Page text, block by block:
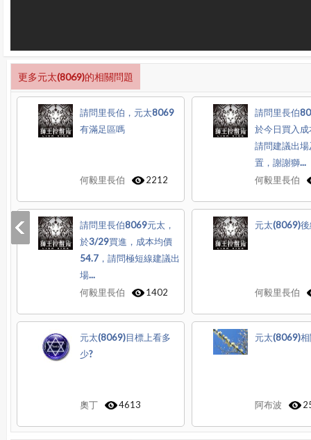
更多元太(8069)的相關問題
請問里長伯，元太8069
有滿足區嗎
何毅里長伯 2212
請問里長伯
於今日買入
請問建議出
置，謝謝獅...
何毅里長伯
請問里長伯8069元太，
於3/29買進，成本均價
54.7，請問極短線建議出
場...
何毅里長伯
1402
元太(8069)
何毅里長伯
元太(8069)目標上看多
少?
奧丁 4613
元太(8069)
阿布波